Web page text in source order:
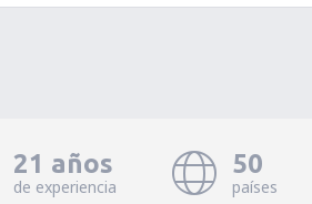
21 años
de experiencia
50
países